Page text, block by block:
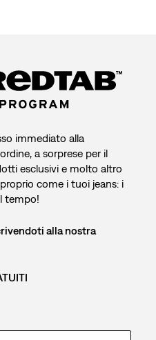
immediato alla
a sorprese per il
esclusivi e molto altro
come i tuoi jeans: i
tempo!
alla nostra